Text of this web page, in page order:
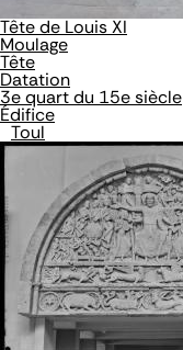
Tête de Louis XI
Moulage
Tête
Datation
3e quart du 15e siècle
Édifice
Toul